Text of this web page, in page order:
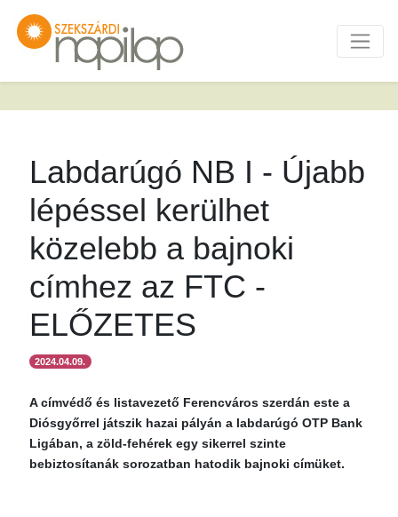
Labdarúgó NB I - Újabb
lépéssel kerülhet
közelebb a bajnoki
címhez az FTC -
ELŐZETES
2024.04.09.
A címvédő és listavezető Ferencváros szerdán este a
Diósgyőrrel játszik hazai pályán a labdarúgó OTP Bank
Ligában, a zöld-fehérek egy sikerrel szinte
bebiztosítanák sorozatban hatodik bajnoki címüket.